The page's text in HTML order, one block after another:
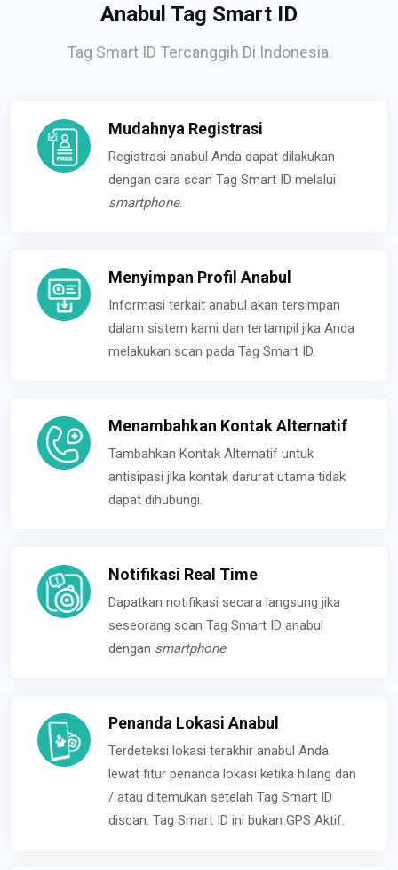
Anabul Tag Smart ID
Tag Smart ID Tercanggih Di Indonesia.
Mudahnya Registrasi
Registrasi anabul Anda dapat dilakukan
dengan cara scan Tag Smart ID melalui
smartphone.
Menyimpan Profil Anabul
Informasi terkait anabul akan tersimpan
dalam sistem kami dan tertampil jika Anda
melakukan scan pada Tag Smart ID.
Menambahkan Kontak Alternatif
Tambahkan Kontak Alternatif untuk
antisipasi jika kontak darurat utama tidak
dapat dihubungi.
Notifikasi Real Time
Dapatkan notifikasi secara langsung jika
seseorang scan Tag Smart ID anabul
dengan smartphone.
Penanda Lokasi Anabul
Terdeteksi lokasi terakhir anabul Anda
lewat fitur penanda lokasi ketika hilang dan
/ atau ditemukan setelah Tag Smart ID
discan. Tag Smart ID ini bukan GPS Aktif.